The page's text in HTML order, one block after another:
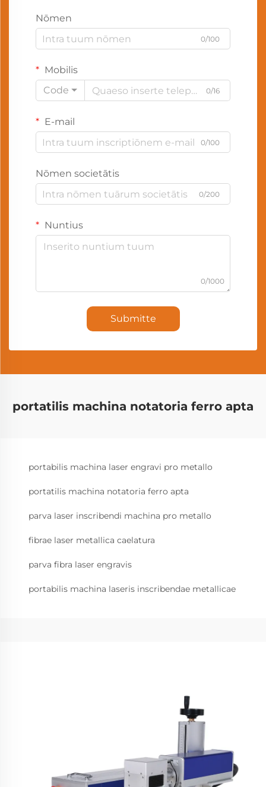
Nōmen
0/100
Mobilis
Code
0/16
E-mail
0/100
Nōmen societātis
0/200
Nuntius
0/1000
Submitte
portatilis machina notatoria ferro apta
portabilis machina laser engravi pro metallo
portatilis machina notatoria ferro apta
parva laser inscribendi machina pro metallo
fibrae laser metallica caelatura
parva fibra laser engravis
portabilis machina laseris inscribendae metallicae